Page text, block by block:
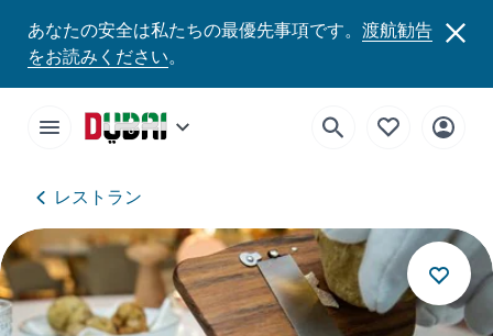
あなたの安全は私たちの最優先事項です。 渡航勧告
をお読みください。
レストラン